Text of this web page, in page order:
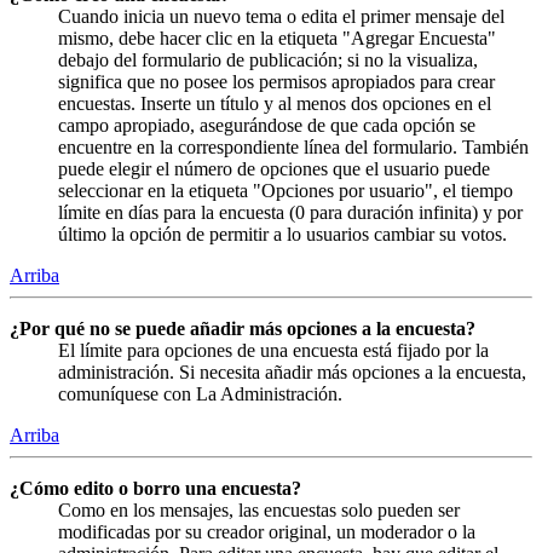
Cuando inicia un nuevo tema o edita el primer mensaje del
mismo, debe hacer clic en la etiqueta "Agregar Encuesta"
debajo del formulario de publicación; si no la visualiza,
significa que no posee los permisos apropiados para crear
encuestas. Inserte un título y al menos dos opciones en el
campo apropiado, asegurándose de que cada opción se
encuentre en la correspondiente línea del formulario. También
puede elegir el número de opciones que el usuario puede
seleccionar en la etiqueta "Opciones por usuario", el tiempo
límite en días para la encuesta (0 para duración infinita) y por
último la opción de permitir a lo usuarios cambiar su votos.
Arriba
¿Por qué no se puede añadir más opciones a la encuesta?
El límite para opciones de una encuesta está fijado por la
administración. Si necesita añadir más opciones a la encuesta,
comuníquese con La Administración.
Arriba
¿Cómo edito o borro una encuesta?
Como en los mensajes, las encuestas solo pueden ser
modificadas por su creador original, un moderador o la